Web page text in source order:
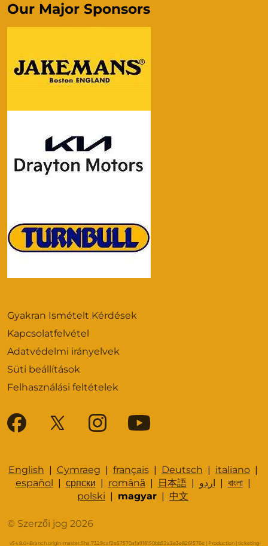
Gyakran Ismételt Kérdések
Kapcsolatfelvétel
Adatvédelmi irányelvek
Süti beállítások
Felhasználási feltételek
Our Major Sponsors
English | Cymraeg | français| Deutsch | italiano|
español | српски | română| 日本語| اردو | বাংলা|
polski | magyar | 中文
© Szerzői jog 2026
v54.9.0+Branch.origin-master.Sha.7329caf2e57570afa918150bb52a3e3e8261576e | Production | ticketing-